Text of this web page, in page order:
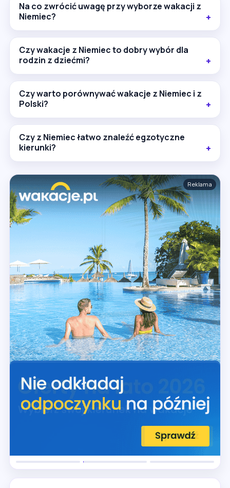
Na co zwrócić uwagę przy wyborze wakacji z
Niemiec?
Czy wakacje z Niemiec to dobry wybór dla
rodzin z dziećmi?
Czy warto porównywać wakacje z Niemiec i z
Polski?
Czy z Niemiec łatwo znaleźć egzotyczne
kierunki?
Reklama